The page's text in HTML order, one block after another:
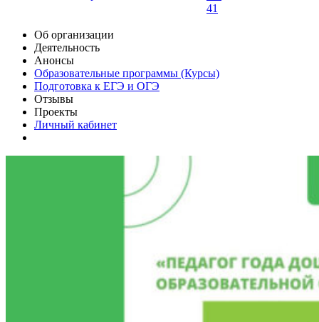
41
Об организации
Деятельность
Анонсы
Образовательные программы (Курсы)
Подготовка к ЕГЭ и ОГЭ
Отзывы
Проекты
Личный кабинет